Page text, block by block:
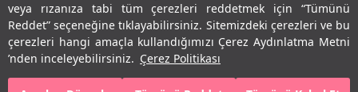
veya rızanıza tabi tüm çerezleri reddetmek için “Tümünü
Reddet” seçeneğine tıklayabilirsiniz. Sitemizdeki çerezleri ve bu
çerezleri hangi amaçla kullandığımızı Çerez Aydınlatma Metni
’nden inceleyebilirsiniz. Çerez Politikası